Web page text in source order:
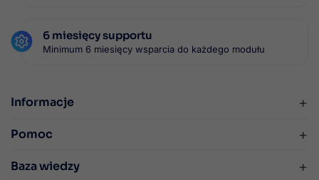
6 miesięcy supportu
Minimum 6 miesięcy wsparcia do każdego modułu
Informacje +
Pomoc +
Baza wiedzy +